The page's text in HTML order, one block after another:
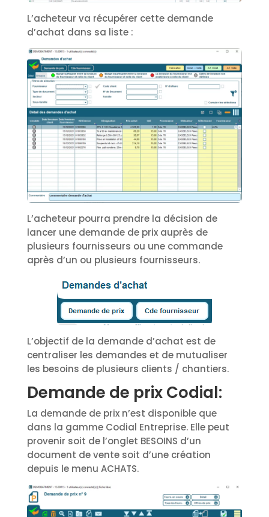
L’acheteur va récupérer cette demande
d’achat dans sa liste :
L’acheteur pourra prendre la décision de
lancer une demande de prix auprès de
plusieurs fournisseurs ou une commande
après d’un ou plusieurs fournisseurs.
L’objectif de la demande d’achat est de
centraliser les demandes et de mutualiser
les besoins de plusieurs clients / chantiers.
Demande de prix Codial:
La demande de prix n’est disponible que
dans la gamme Codial Entreprise. Elle peut
provenir soit de l’onglet BESOINS d’un
document de vente soit d’une création
depuis le menu ACHATS.